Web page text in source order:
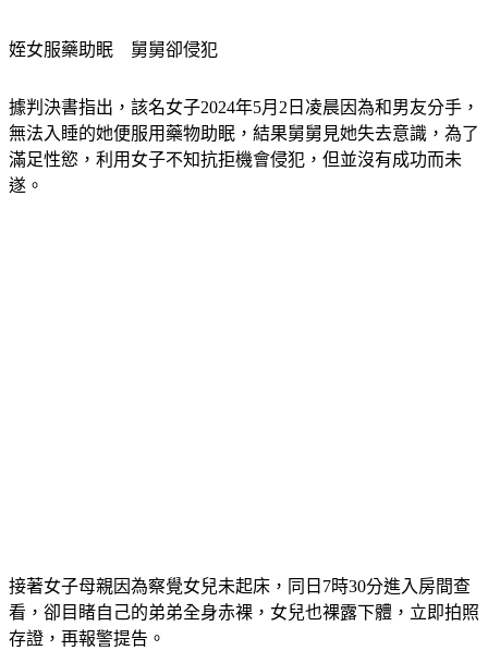
姪女服藥助眠　舅舅卻侵犯
據判決書指出，該名女子2024年5月2日凌晨因為和男友分手，
無法入睡的她便服用藥物助眠，結果舅舅見她失去意識，為了
滿足性慾，利用女子不知抗拒機會侵犯，但並沒有成功而未
遂。
接著女子母親因為察覺女兒未起床，同日7時30分進入房間查
看，卻目睹自己的弟弟全身赤裸，女兒也裸露下體，立即拍照
存證，再報警提告。